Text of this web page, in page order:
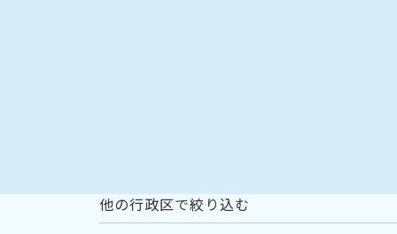
他の行政区で絞り込む